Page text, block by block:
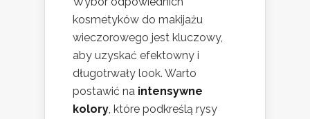
kosmetyków do makijażu
wieczorowego jest kluczowy,
aby uzyskać efektowny i
długotrwały look. Warto
postawić na intensywne
kolory , które podkreślą rysy